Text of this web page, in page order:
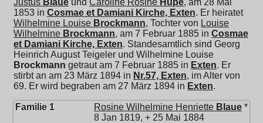
Justus Blaue und Caroline Rosine Hupe, am 28 Mai
1853 in Cosmae et Damiani Kirche, Exten. Er heiratet
Wilhelmine Louise Brockmann, Tochter von Louise
Wilhelmine Brockmann, am 7 Februar 1885 in Cosmae
et Damiani Kirche, Exten. Standesamtlich sind Georg
Heinrich August Teigeler und Wilhelmine Louise
Brockmann getraut am 7 Februar 1885 in Exten. Er
stirbt an am 23 März 1894 in Nr.57, Exten, im Alter von
69. Er wird begraben am 27 März 1894 in Exten.
Familie 1 Rosine Wilhelmine Henriette Blaue *
8 Jan 1819, + 25 Mai 1884